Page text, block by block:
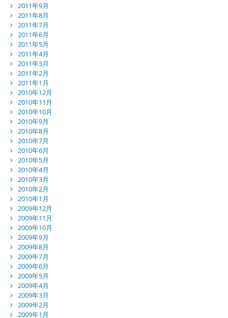
2011年9月
2011年8月
2011年7月
2011年6月
2011年5月
2011年4月
2011年3月
2011年2月
2011年1月
2010年12月
2010年11月
2010年10月
2010年9月
2010年8月
2010年7月
2010年6月
2010年5月
2010年4月
2010年3月
2010年2月
2010年1月
2009年12月
2009年11月
2009年10月
2009年9月
2009年8月
2009年7月
2009年6月
2009年5月
2009年4月
2009年3月
2009年2月
2009年1月